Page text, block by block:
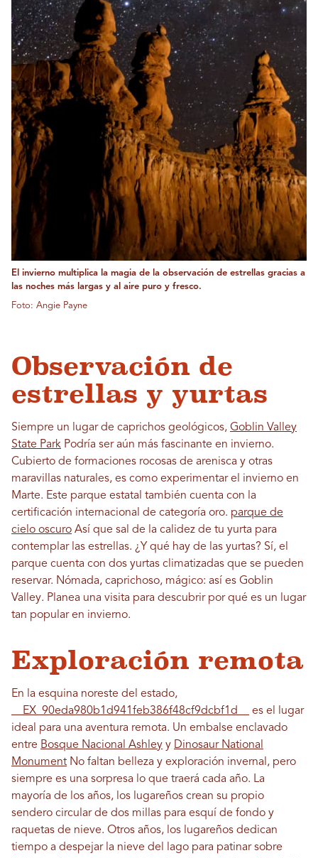
El invierno multiplica la magia de la observación de estrellas gracias a
las noches más largas y al aire puro y fresco.
Foto: Angie Payne
Observación de
estrellas y yurtas
Siempre un lugar de caprichos geológicos, Goblin Valley
State Park Podría ser aún más fascinante en invierno.
Cubierto de formaciones rocosas de arenisca y otras
maravillas naturales, es como experimentar el invierno en
Marte. Este parque estatal también cuenta con la
certificación internacional de categoría oro. parque de
cielo oscuro Así que sal de la calidez de tu yurta para
contemplar las estrellas. ¿Y qué hay de las yurtas? Sí, el
parque cuenta con dos yurtas climatizadas que se pueden
reservar. Nómada, caprichoso, mágico: así es Goblin
Valley. Planea una visita para descubrir por qué es un lugar
tan popular en invierno.
Exploración remota
En la esquina noreste del estado,
__EX_90eda980b1d941feb386f48cf9dcbf1d__
es el lugar
ideal para una aventura remota. Un embalse enclavado
entre Bosque Nacional Ashley y Dinosaur National
Monument No faltan belleza y exploración invernal, pero
siempre es una sorpresa lo que traerá cada año. La
mayoría de los años, los lugareños crean su propio
sendero circular de dos millas para esquí de fondo y
raquetas de nieve. Otros años, los lugareños dedican
tiempo a despejar la nieve del lago para patinar sobre